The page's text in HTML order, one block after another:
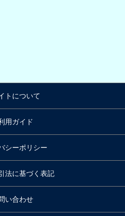
トについて
用ガイド
シーポリシー
法に基づく表記
い合わせ